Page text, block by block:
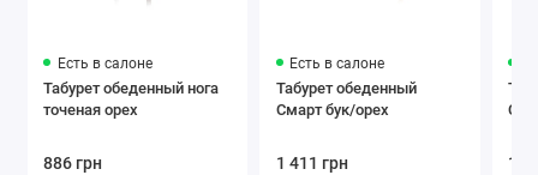
Есть в салоне
Табурет обеденный нога
точеная орех
886 грн
Есть в салоне
Табурет обеденный
Смарт бук/орех
1 411 грн 1